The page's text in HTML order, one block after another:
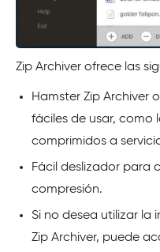
Zip Archiver ofrece las
Hamster Zip Archiver
fáciles de usar, como
comprimidos a
Fácil deslizador para
compresión.
Si no desea utilizar la
Zip Archiver, puede